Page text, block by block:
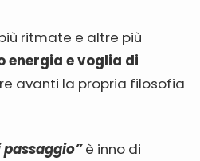
ritmate e altre più
energia e voglia di
avanti la propria filosofia
è inno di